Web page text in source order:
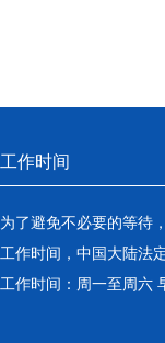
工作时间
为了避免不必要的等待
工作时间，中国大陆法
工作时间：周一至周六